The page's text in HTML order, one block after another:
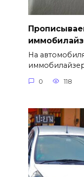
На
0 118